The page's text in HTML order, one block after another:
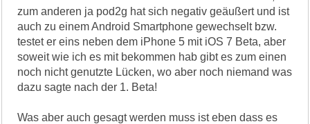
zum anderen ja pod2g hat sich negativ geäußert und ist
auch zu einem Android Smartphone gewechselt bzw.
testet er eins neben dem iPhone 5 mit iOS 7 Beta, aber
soweit wie ich es mit bekommen hab gibt es zum einen
noch nicht genutzte Lücken, wo aber noch niemand was
dazu sagte nach der 1. Beta!
Was aber auch gesagt werden muss ist eben dass es